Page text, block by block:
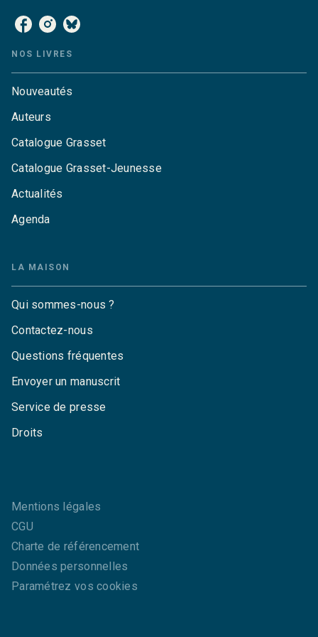
NOS LIVRES
Nouveautés
Auteurs
Catalogue Grasset
Catalogue Grasset-Jeunesse
Actualités
Agenda
LA MAISON
Qui sommes-nous ?
Contactez-nous
Questions fréquentes
Envoyer un manuscrit
Service de presse
Droits
Mentions légales
CGU
Charte de référencement
Données personnelles
Paramétrez vos cookies